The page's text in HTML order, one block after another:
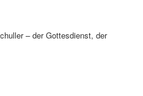
– der Gottesdienst, der